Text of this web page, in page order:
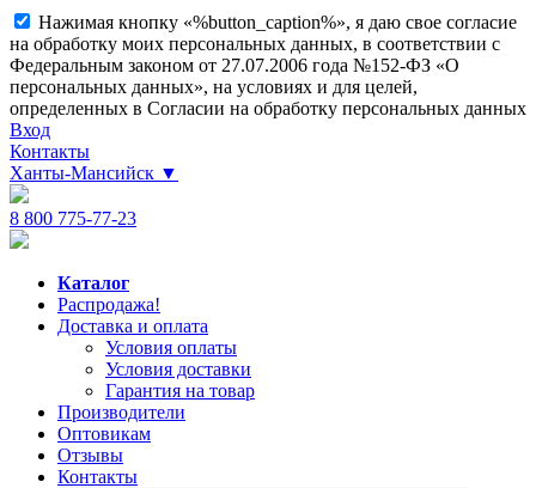
Нажимая кнопку «%button_caption%», я даю свое согласие
на обработку моих персональных данных, в соответствии с
Федеральным законом от 27.07.2006 года №152-ФЗ «О
персональных данных», на условиях и для целей,
определенных в Согласии на обработку персональных данных
Вход
Контакты
Ханты-Мансийск ▼
8 800 775-77-23
Каталог
Распродажа!
Доставка и оплата
Условия оплаты
Условия доставки
Гарантия на товар
Производители
Оптовикам
Отзывы
Контакты